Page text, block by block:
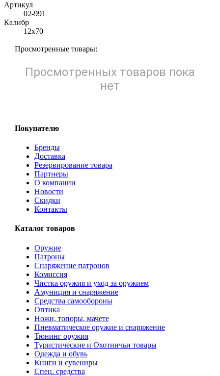
Артикул
02-991
Калибр
12х70
Просмотренные товары:
Просмотренных товаров пока
нет
Покупателю
Бренды
Доставка
Резервирование товара
Партнеры
О компании
Новости
Скидки
Контакты
Каталог товаров
Оружие
Патроны
Снаряжение патронов
Комиссия
Чистка оружия и уход за оружием
Амуниция и снаряжение
Средства самообороны
Оптика
Ножи, топоры, мачете
Пневматическое оружие и снаряжение
Тюнинг оружия
Туристические и Охотничьи товары
Одежда и обувь
Книги и сувениры
Спец. средства